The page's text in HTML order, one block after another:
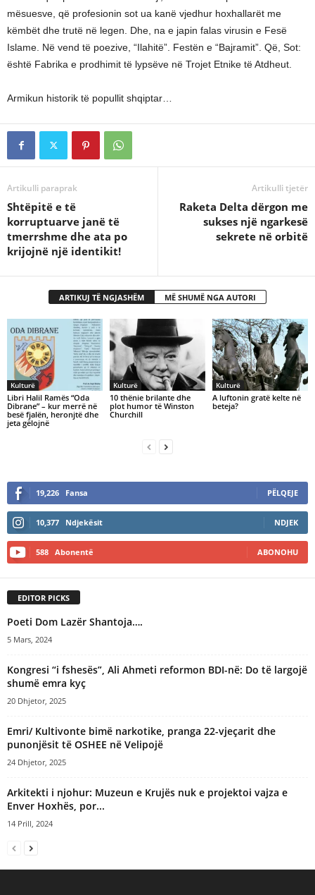
mësuesve, që profesionin sot ua kanë vjedhur hoxhallarët me
këmbët dhe trutë në legen. Dhe, na e japin falas virusin e Fesë
Islame. Në vend të poezive, “Ilahitë”. Festën e “Bajramit”. Që, Sot:
është Fabrika e prodhimit të lypsëve në Trojet Etnike të Atdheut.
Armikun historik të popullit shqiptar…
Artikulli paraprak
Shtëpitë e të
korruptuarve janë të
tmerrshme dhe ata po
krijojnë një identikit!
Artikulli tjetër
Raketa Delta dërgon me
sukses një ngarkesë
sekrete në orbitë
ARTIKUJ TË NGJASHËM MË SHUMË NGA AUTORI
Kulturë
Libri Halil Ramёs “Oda
Dibrane” – kur merrё nё
besё fjalёn, heronjtё dhe
jeta gёlojnё
Kulturë
10 thënie brilante dhe
plot humor të Winston
Churchill
Kulturë
A luftonin gratë kelte në
beteja?
19,226 Fansa PËLQEJE
10,377 Ndjekësit NDJEK
588 Abonentë ABONOHU
EDITOR PICKS
Poeti Dom Lazër Shantoja….
5 Mars, 2024
Kongresi “i fshesës”, Ali Ahmeti reformon BDI-në: Do të largojë
shumë emra kyç
20 Dhjetor, 2025
Emri/ Kultivonte bimë narkotike, pranga 22-vjeçarit dhe
punonjësit të OSHEE në Velipojë
24 Dhjetor, 2025
Arkitekti i njohur: Muzeun e Krujës nuk e projektoi vajza e
Enver Hoxhës, por...
14 Prill, 2024